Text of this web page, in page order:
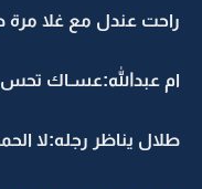
راحت عندل مع غلا
ام عبدالله:عسـاك تحس
طلال يناظر رجله:لا